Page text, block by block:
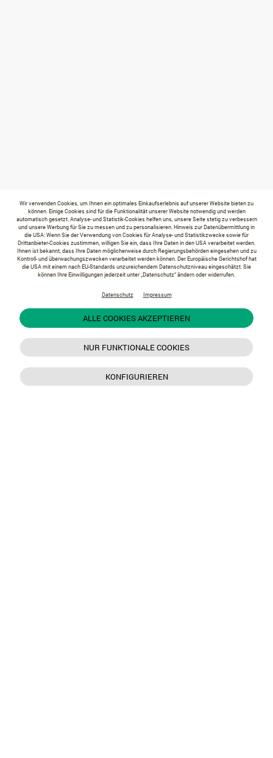
Wir verwenden Cookies, um Ihnen ein optimales Einkaufserlebnis auf unserer Website bieten zu
können. Einige Cookies sind für die Funktionalität unserer Website notwendig und werden
automatisch gesetzt. Analyse- und Statistik-Cookies helfen uns, unsere Seite stetig zu verbessern
und unsere Werbung für Sie zu messen und zu personalisieren. Hinweis zur Datenübermittlung in
die USA: Wenn Sie der Verwendung von Cookies für Analyse- und Statistikzwecke sowie für
Drittanbieter-Cookies zustimmen, willigen Sie ein, dass Ihre Daten in den USA verarbeitet werden.
Ihnen ist bekannt, dass Ihre Daten möglicherweise durch Regierungsbehörden eingesehen und zu
Kontroll- und überwachungszwecken verarbeitet werden können. Der Europäische Gerichtshof hat
die USA mit einem nach EU-Standards unzureichendem Datenschutzniveau eingeschätzt. Sie
können Ihre Einwilligungen jederzeit unter „Datenschutz“ ändern oder widerrufen.
Datenschutz Impressum
ALLE COOKIES AKZEPTIEREN
NUR FUNKTIONALE COOKIES
KONFIGURIEREN